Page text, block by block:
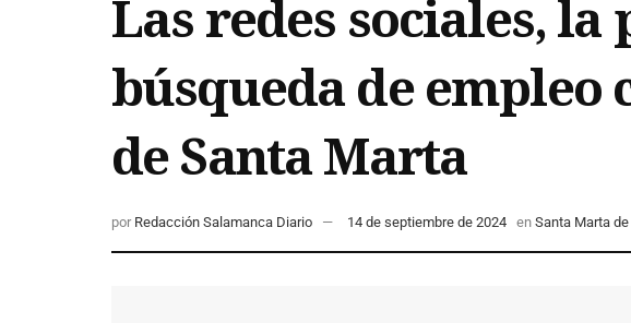
Las redes sociales,
búsqueda de
de Santa Marta
por Redacción Salamanca Diario 14 de septiembre de 2024 en Santa Marta